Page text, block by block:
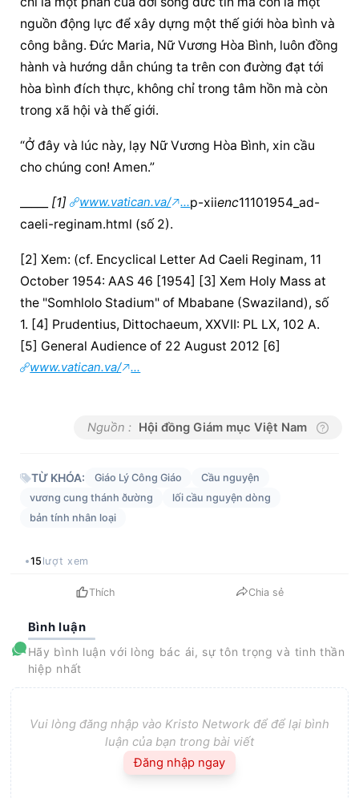
nguồn động lực để xây dựng một thế giới hòa bình và
công bằng. Đức Maria, Nữ Vương Hòa Bình, luôn đồng
hành và hướng dẫn chúng ta trên con đường đạt tới
hòa bình đích thực, không chỉ trong tâm hồn mà còn
trong xã hội và thế giới.
“Ở đây và lúc này, lạy Nữ Vương Hòa Bình, xin cầu
cho chúng con! Amen.”
[1] www.vatican.va/ ...p-xiienc11101954_ad-
caeli-reginam.html (số 2).
[2] Xem: (cf. Encyclical Letter Ad Caeli Reginam, 11
October 1954: AAS 46 [1954] [3] Xem Holy Mass at
the "Somhlolo Stadium" of Mbabane (Swaziland), số
1. [4] Prudentius, Dittochaeum, XXVII: PL LX, 102 A.
[5] General Audience of 22 August 2012 [6]
www.vatican.va/ ...
Nguồn : Hội đồng Giám mục Việt Nam
TỪ KHÓA: Giáo Lý Công Giáo
Cầu nguyện
vương cung thánh ðường
lối cầu nguyện dòng
bản tính nhân loại
15 lượt xem
Thích Chia sẻ
Bình luận
Hãy bình luận với lòng bác ái, sự tôn trọng và tinh thần
hiệp nhất
Vui lòng đăng nhập vào Kristo Network để để lại bình
luận của bạn trong bài viết
Đăng nhập ngay